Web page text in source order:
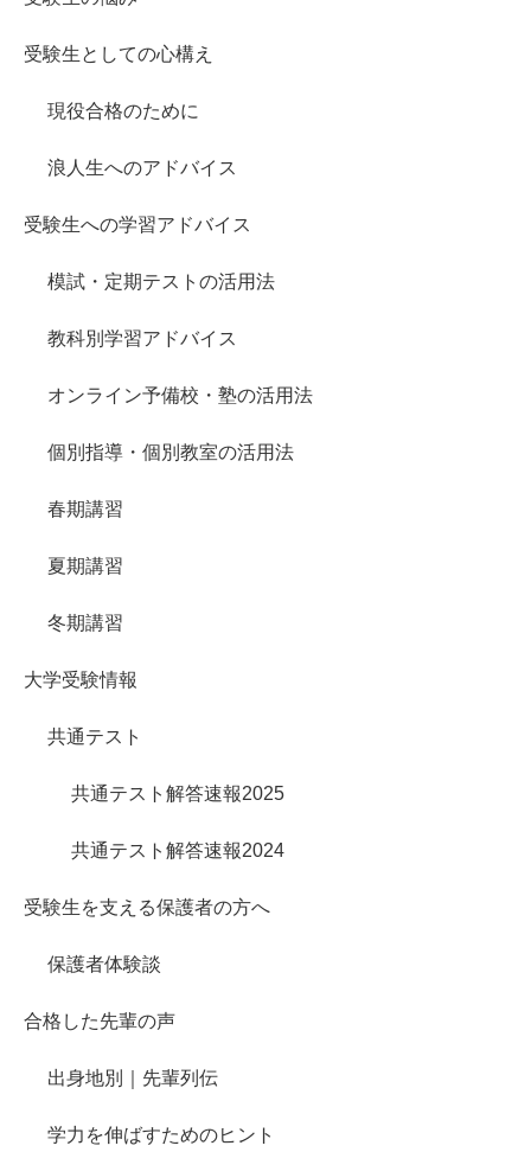
受験生としての心構え
現役合格のために
浪人生へのアドバイス
受験生への学習アドバイス
模試・定期テストの活用法
教科別学習アドバイス
オンライン予備校・塾の活用法
個別指導・個別教室の活用法
春期講習
夏期講習
冬期講習
大学受験情報
共通テスト
共通テスト解答速報2025
共通テスト解答速報2024
受験生を支える保護者の方へ
保護者体験談
合格した先輩の声
出身地別｜先輩列伝
学力を伸ばすためのヒント